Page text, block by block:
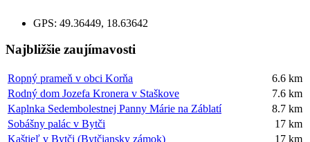
GPS: 49.36449, 18.63642
Najbližšie zaujímavosti
Ropný prameň v obci Korňa
6.6 km
Rodný dom Jozefa Kronera v Staškove
7.6 km
Kaplnka Sedembolestnej Panny Márie na Záblatí
8.7 km
Sobášny palác v Bytči
17 km
Kaštieľ v Bytči (Bytčiansky zámok)
17 km